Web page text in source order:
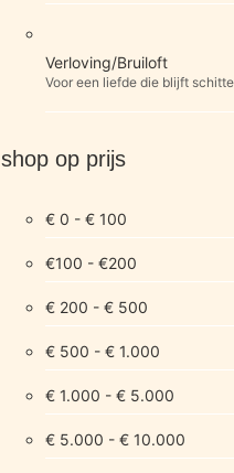
Verloving/Bruiloft
Voor een liefde die blijft
shop op prijs
€ 0 - € 100
€100 - €200
€ 200 - € 500
€ 500 - € 1.000
€ 1.000 - € 5.000
€ 5.000 - € 10.000